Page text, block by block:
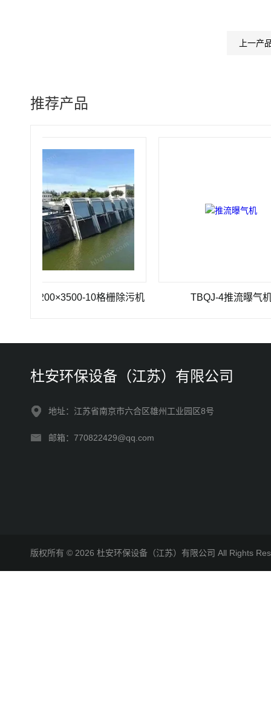
上一产
推荐产品
1200×3500-10格栅除污机 TBQJ-4推流曝气机
杜安环保设备（江苏）有限公司
地址：江苏省南京市六合区雄州工业园区8号
邮箱：770822429@qq.com
版权所有 © 2026 杜安环保设备（江苏）有限公司 All Rights